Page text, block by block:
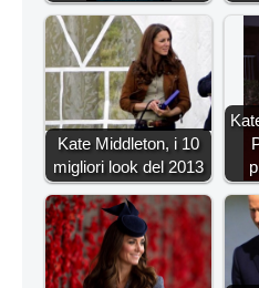
Kate Middleton, i 10
migliori look del 2013